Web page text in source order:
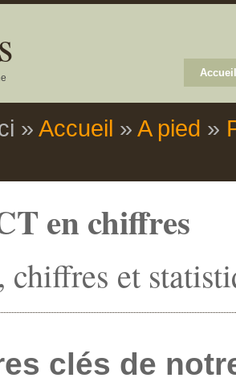
Accueil
» Accueil » A pied »
en chiffres
chiffres et
clés de